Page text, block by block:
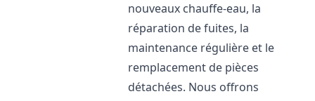
nouveaux chauffe-eau, la
réparation de fuites, la
maintenance régulière et le
remplacement de pièces
détachées. Nous offrons